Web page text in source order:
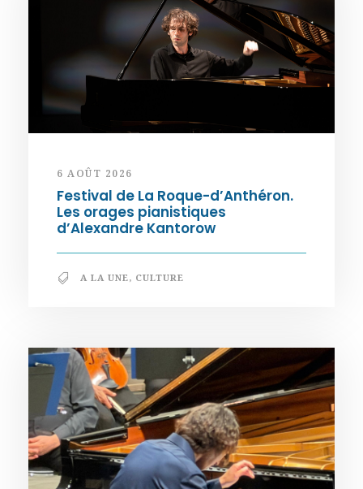
6 AOÛT 2026
Festival de La Roque-d’Anthéron.
Les orages pianistiques
d’Alexandre Kantorow
A LA UNE, CULTURE